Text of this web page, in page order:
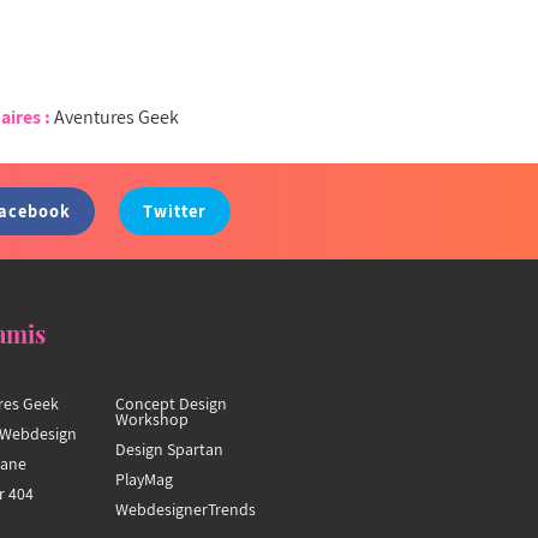
:Aventures Geek
Twitter
Geek
404
Concept Design
Workshop
Design Spartan
PlayMag
WebdesignerTrends